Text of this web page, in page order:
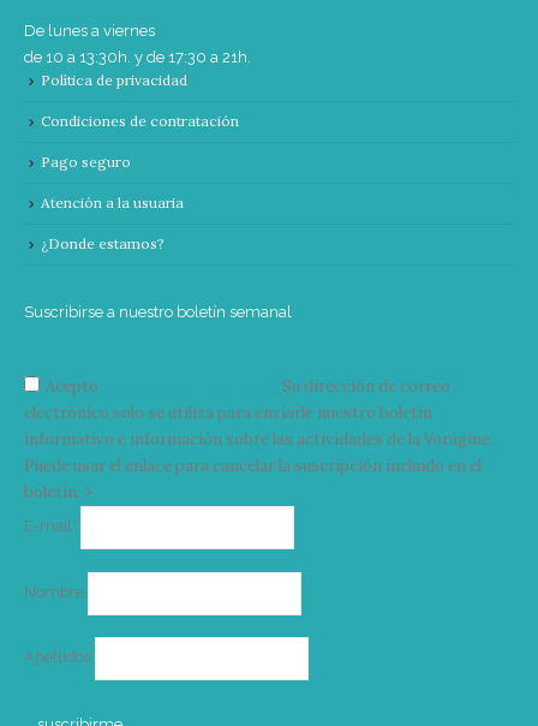
De lunes a viernes
de 10 a 13:30h. y de 17:30 a 21h.
Política de privacidad
Condiciones de contratación
Pago seguro
Atención a la usuaria
¿Donde estamos?
Suscribirse a nuestro boletín semanal
Acepto
Su dirección de correo
electrónico solo se utiliza para enviarle nuestro boletín
informativo e información sobre las actividades de la Vorágine.
Puede usar el enlace para cancelar la suscripción incluido en el
boletín. >
E-mail*
Nombre
Apellidos